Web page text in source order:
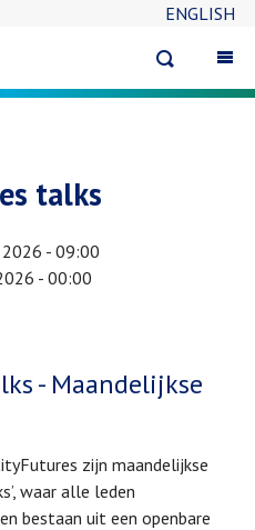
ENGLISH
search
talks
- 09:00
- 00:00
- Maandelijkse
zijn maandelijkse
waar alle leden
bestaan uit een openbare